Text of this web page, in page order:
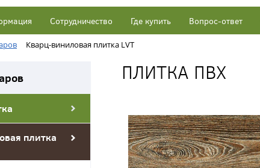
Сотрудничество Где купить Вопрос-ответ
Кварц-виниловая плитка LVT
плитка
ПЛИТКА ПВХ